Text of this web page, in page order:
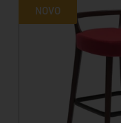
NOVO